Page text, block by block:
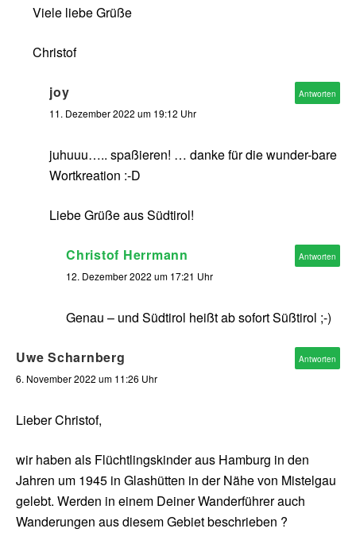
Viele liebe Grüße
Christof
joy
11. Dezember 2022 um 19:12 Uhr
juhuuu….. spaßieren! … danke für die wunder-bare
Wortkreation :-D
Liebe Grüße aus Südtirol!
Antworten
Christof Herrmann
12. Dezember 2022 um 17:21 Uhr
Genau – und Südtirol heißt ab sofort Süßtirol ;-)
Antworten
Uwe Scharnberg
6. November 2022 um 11:26 Uhr
Lieber Christof,
wir haben als Flüchtlingskinder aus Hamburg in den
Jahren um 1945 in Glashütten in der Nähe von Mistelgau
gelebt. Werden in einem Deiner Wanderführer auch
Wanderungen aus diesem Gebiet beschrieben ?
Antworten